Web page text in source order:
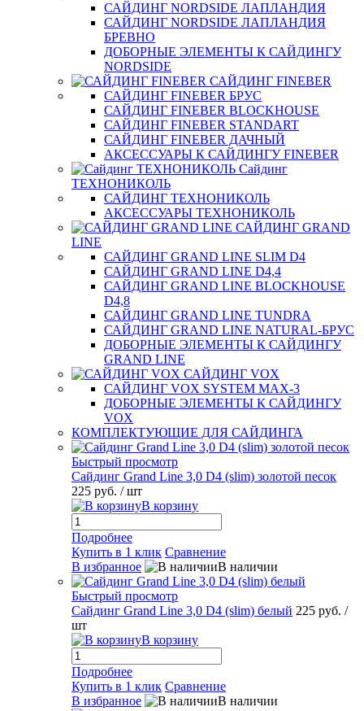
САЙДИНГ NORDSIDE ЛАПЛАНДИЯ
САЙДИНГ NORDSIDE ЛАПЛАНДИЯ
БРЕВНО
ДОБОРНЫЕ ЭЛЕМЕНТЫ К САЙДИНГУ
NORDSIDE
САЙДИНГ FINEBER
САЙДИНГ FINEBER БРУС
САЙДИНГ FINEBER BLOCKHOUSE
САЙДИНГ FINEBER STANDART
САЙДИНГ FINEBER ДАЧНЫЙ
АКСЕССУАРЫ К САЙДИНГУ FINEBER
Сайдинг
ТЕХНОНИКОЛЬ
САЙДИНГ ТЕХНОНИКОЛЬ
АКСЕССУАРЫ ТЕХНОНИКОЛЬ
САЙДИНГ GRAND
LINE
САЙДИНГ GRAND LINE SLIM D4
САЙДИНГ GRAND LINE D4,4
САЙДИНГ GRAND LINE BLOCKHOUSE
D4,8
САЙДИНГ GRAND LINE TUNDRA
САЙДИНГ GRAND LINE NATURAL-БРУС
ДОБОРНЫЕ ЭЛЕМЕНТЫ К САЙДИНГУ
GRAND LINE
САЙДИНГ VOX
САЙДИНГ VOX SYSTEM MAX-3
ДОБОРНЫЕ ЭЛЕМЕНТЫ К САЙДИНГУ
VOX
КОМПЛЕКТУЮЩИЕ ДЛЯ САЙДИНГА
Быстрый просмотр
Сайдинг Grand Line 3,0 D4 (slim) золотой песок
225 руб. / шт
В корзину
Подробнее
Купить в 1 клик Сравнение
В избранное
В наличии
Быстрый просмотр
Сайдинг Grand Line 3,0 D4 (slim) белый 225 руб. /
шт
В корзину
Подробнее
Купить в 1 клик Сравнение
В избранное
В наличии